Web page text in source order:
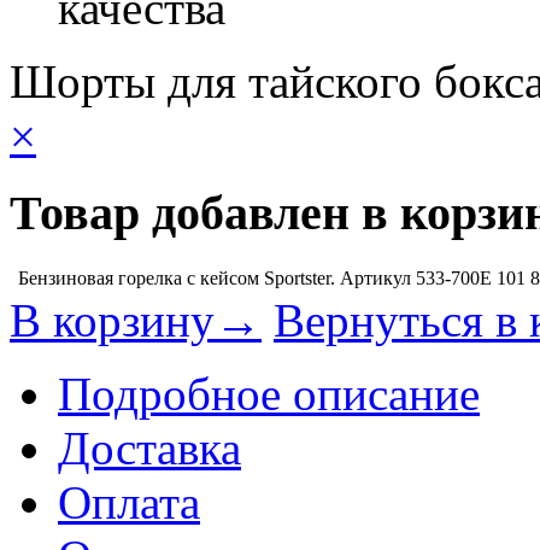
Шорты для тайского
×
Товар добавлен в
Бензиновая горелка с кейсом Sportster. Артикул 533-700E 101
В корзину→ Вернуться в
Подробное описание
Доставка
Оплата